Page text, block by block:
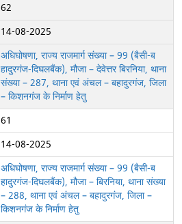
62
14-08-2025
अधिघोषणा, राज्य राजमार्ग संख्या – 99 (बैसी-ब
हादुरगंज-दिघलबैंक), मौजा – देवेत्तर बिरनिया, थाना
संख्या – 287, थाना एवं अंचल – बहादुरगंज, जिला
– किशनगंज के निर्माण हेतु
61
14-08-2025
अधिघोषणा, राज्य राजमार्ग संख्या – 99 (बैसी-ब
हादुरगंज-दिघलबैंक), मौजा – बिरनिया, थाना संख्या
– 288, थाना एवं अंचल – बहादुरगंज, जिला –
किशनगंज के निर्माण हेतु